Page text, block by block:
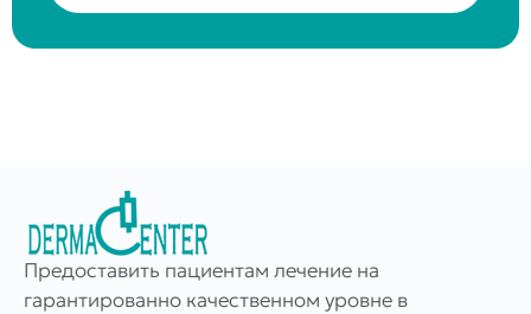
Предоставить пациентам лечение на
гарантированно качественном уровне в